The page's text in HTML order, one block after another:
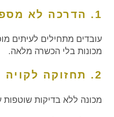
1. הדרכה לא מספקת
עובדים מתחילים לעיתים
מכונות בלי הכשרה מלאה.
2. תחזוקה לקויה
מכונה ללא בדיקות